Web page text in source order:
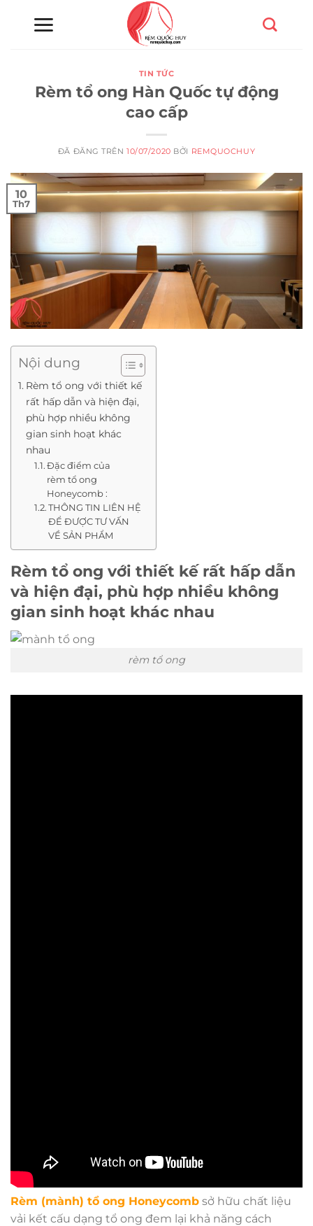
TIN TỨC
Rèm tổ ong Hàn Quốc tự động
cao cấp
ĐÃ ĐĂNG TRÊN10/07/2020 BỞI REMQUOCHUY
10
Th7
Nội dung
Rèm tổ ong với thiết kế
rất hấp dẫn và hiện đại,
phù hợp nhiều không
gian sinh hoạt khác
nhau
Đặc điểm của
rèm tổ ong
Honeycomb :
THÔNG TIN LIÊN HỆ
ĐỂ ĐƯỢC TƯ VẤN
VỀ SẢN PHẨM
Rèm tổ ong với thiết kế rất hấp dẫn
và hiện đại, phù hợp nhiều không
gian sinh hoạt khác nhau
rèm tổ ong
Rèm (mành) tổ ong Honeycomb sở hữu chất liệu
vải kết cấu dạng tổ ong đem lại khả năng cách